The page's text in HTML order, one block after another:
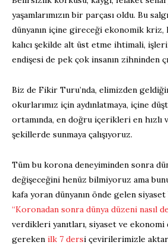
yaşamlarımızın bir parçası oldu. Bu
dünyanın içine gireceği ekonomik kriz,
kalıcı şekilde alt üst etme ihtimali,
endişesi de pek çok insanın zihninden
Biz de Fikir Turu’nda, elimizden
okurlarımız için aydınlatmaya, içine
ortamında, en doğru içerikleri en hızlı
şekillerde sunmaya çalışıyoruz.
Tüm bu korona deneyiminden sonra
değişeceğini henüz bilmiyoruz ama
kafa yoran dünyanın önde gelen
“Koronadan sonra dünya düzeni nasıl
verdikleri yanıtları, siyaset ve ekonomi
gereken ilk 7 dersi çevirilerimizle